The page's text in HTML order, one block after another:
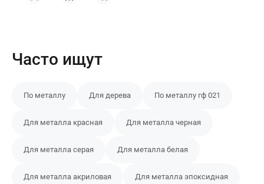
Часто ищут
По металлу Для дерева По металлу гф 021
Для металла красная Для металла черная
Для металла серая Для металла белая
Для металла акриловая Для металла эпоксидная